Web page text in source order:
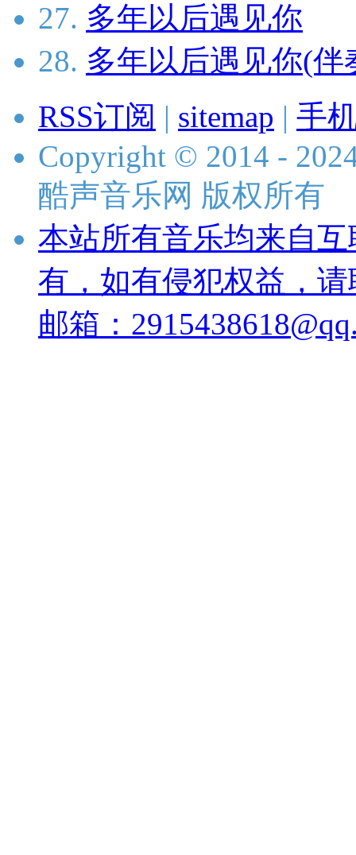
27. 多年以后遇见你
28. 多年以后遇见你(伴
RSS订阅 | sitemap | 手
Copyright © 2014 -
酷声音乐网 版权所有
本站所有音乐均来自
有，如有侵犯权益，
邮箱：